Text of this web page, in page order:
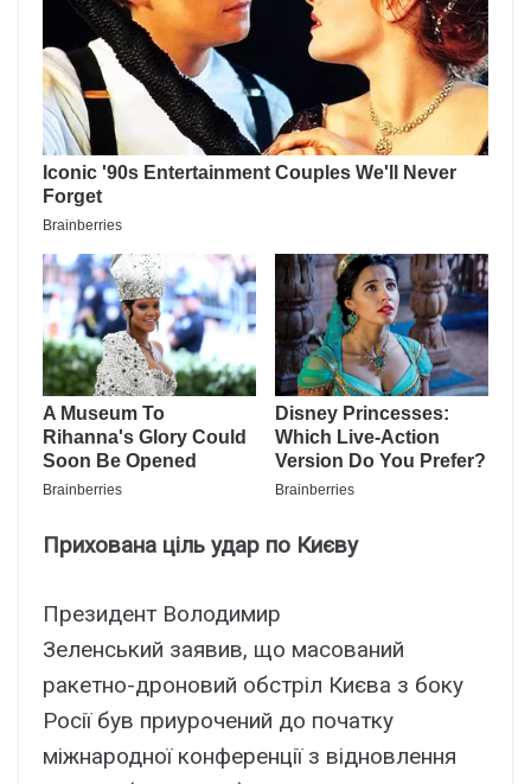
Прихована ціль удар по Києву
Президент Володимир
Зеленський заявив, що масований
ракетно-дроновий обстріл Києва з боку
Росії був приурочений до початку
міжнародної конференції з відновлення